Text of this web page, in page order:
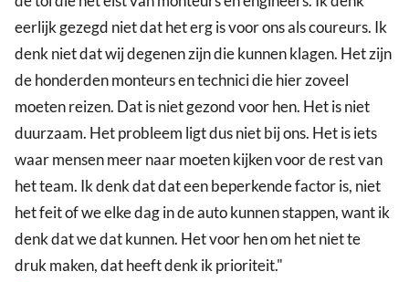
eerlijk gezegd niet dat het erg is voor ons als coureurs. Ik
denk niet dat wij degenen zijn die kunnen klagen. Het zijn
de honderden monteurs en technici die hier zoveel
moeten reizen. Dat is niet gezond voor hen. Het is niet
duurzaam. Het probleem ligt dus niet bij ons. Het is iets
waar mensen meer naar moeten kijken voor de rest van
het team. Ik denk dat dat een beperkende factor is, niet
het feit of we elke dag in de auto kunnen stappen, want ik
denk dat we dat kunnen. Het voor hen om het niet te
druk maken, dat heeft denk ik prioriteit."